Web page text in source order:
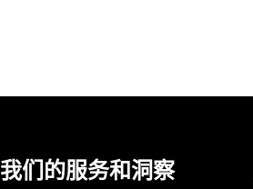
我们的服务和洞察